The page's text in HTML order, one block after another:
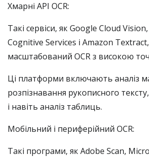
Хмарні API OCR:
Такі сервіси, як Google Cloud
Cognitive Services і Amazon
масштабований OCR з високою
Ці платформи включають аналіз
розпізнавання рукописного
і навіть аналіз таблиць.
Мобільний і периферійний OCR:
Такі програми, як Adobe Scan,